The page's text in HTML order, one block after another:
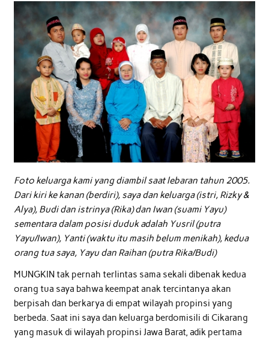
Foto keluarga kami yang diambil saat lebaran tahun 2005.
Dari kiri ke kanan (berdiri), saya dan keluarga (istri, Rizky &
Alya), Budi dan istrinya (Rika) dan Iwan (suami Yayu)
sementara dalam posisi duduk adalah Yusril (putra
Yayu/Iwan), Yanti (waktu itu masih belum menikah), kedua
orang tua saya, Yayu dan Raihan (putra Rika/Budi)
MUNGKIN tak pernah terlintas sama sekali dibenak kedua
orang tua saya bahwa keempat anak tercintanya akan
berpisah dan berkarya di empat wilayah propinsi yang
berbeda. Saat ini saya dan keluarga berdomisili di Cikarang
yang masuk di wilayah propinsi Jawa Barat, adik pertama